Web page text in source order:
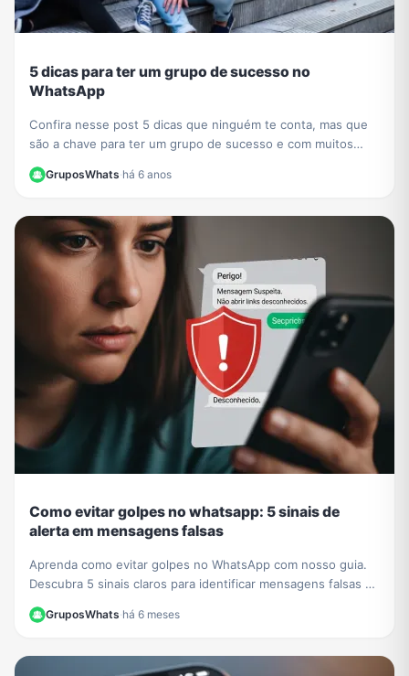
5 dicas para ter um grupo de sucesso no
WhatsApp
Confira nesse post 5 dicas que ninguém te conta, mas que
são a chave para ter um grupo de sucesso e com muitos
GruposWhats·há 6 anos
Como evitar golpes no whatsapp: 5 sinais de
alerta em mensagens falsas
Aprenda como evitar golpes no WhatsApp com nosso guia.
Descubra 5 sinais claros para identificar mensagens falsas e
GruposWhats·há 6 meses